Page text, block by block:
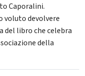
Caporalini.
voluto devolvere
del libro che celebra
della